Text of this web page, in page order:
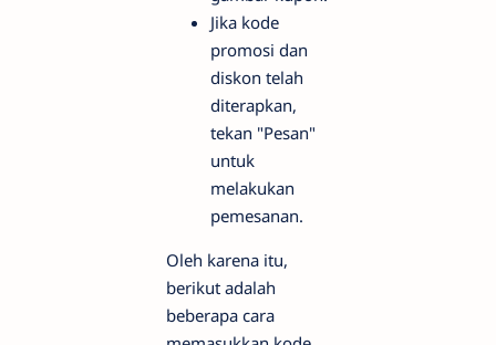
Jika kode
promosi dan
diskon telah
diterapkan,
tekan "Pesan"
untuk
melakukan
pemesanan.
Oleh karena itu,
berikut adalah
beberapa cara